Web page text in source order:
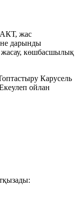
АКТ, жас
дарынды
жасау, көшбасшылық
Карусель
ойлан